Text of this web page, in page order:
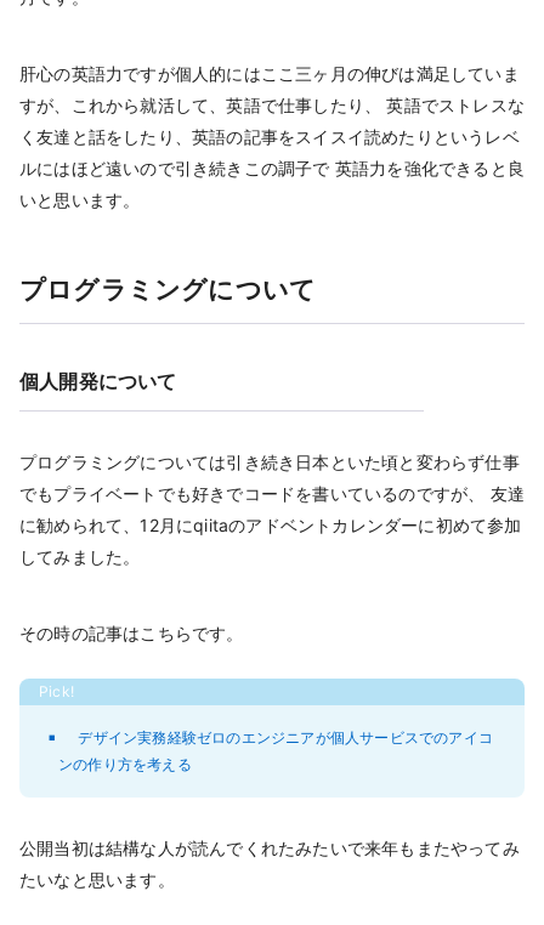
肝心の英語力ですが個人的にはここ三ヶ月の伸びは満足していま
すが、これから就活して、英語で仕事したり、 英語でストレスな
く友達と話をしたり、英語の記事をスイスイ読めたりというレベ
ルにはほど遠いので引き続きこの調子で 英語力を強化できると良
いと思います。
プログラミングについて
個人開発について
プログラミングについては引き続き日本といた頃と変わらず仕事
でもプライベートでも好きでコードを書いているのですが、 友達
に勧められて、12月にqiitaのアドベントカレンダーに初めて参加
してみました。
その時の記事はこちらです。
デザイン実務経験ゼロのエンジニアが個人サービスでのアイコ
ンの作り方を考える
公開当初は結構な人が読んでくれたみたいで来年もまたやってみ
たいなと思います。